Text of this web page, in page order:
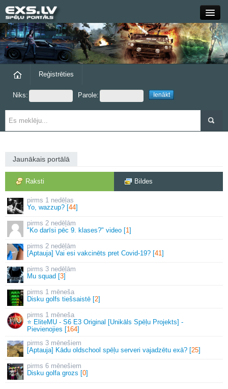
Close
Forums
Grupas
Reģistrēties
Niks: Parole:
Jaunākais portālā
Raksti Bildes
1 nedēļas
Yo, wazzup? [44]
2 nedēļām
"Ko darīsi pēc 9. klases?" video [1]
2 nedēļām
[Aptauja] Vai esi vakcinēts pret Covid-19? [41]
3 nedēļām
Mu squad [3]
1 mēneša
Disku golfs tiešsaistē [2]
1 mēneša
⭐ EliteMU - S6 E3 Original [Unikāls Spēļu Projekts] -
Pievienojies [164]
3 mēnešiem
[Aptauja] Kādu oldschool spēļu serveri vajadzētu exā? [25]
6 mēnešiem
Disku golfa grozs [0]